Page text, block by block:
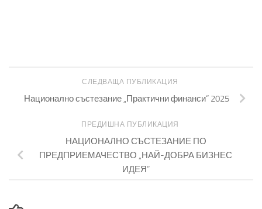
СЛЕДВАЩА ПУБЛИКАЦИЯ
Национално състезание „Практични финанси“ 2025
ПРЕДИШНА ПУБЛИКАЦИЯ
НАЦИОНАЛНО СЪСТЕЗАНИЕ ПО
ПРЕДПРИЕМАЧЕСТВО „НАЙ-ДОБРА БИЗНЕС
ИДЕЯ“